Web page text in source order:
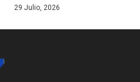
29 Julio, 2026